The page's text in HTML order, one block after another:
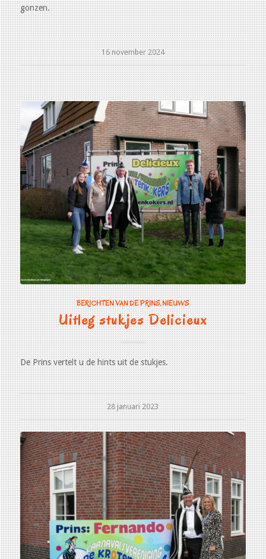
gonzen.
16 november 2024
BERICHTEN VAN DE PRINS,NIEUWS
Uitleg stukjes Delicieux
De Prins vertelt u de hints uit de stukjes.
28 januari 2023